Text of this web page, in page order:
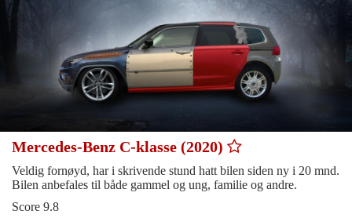
Mercedes-Benz C-klasse (2020)
Veldig fornøyd, har i skrivende stund hatt bilen siden ny i 20 mnd.
Bilen anbefales til både gammel og ung, familie og andre.
Score 9.8